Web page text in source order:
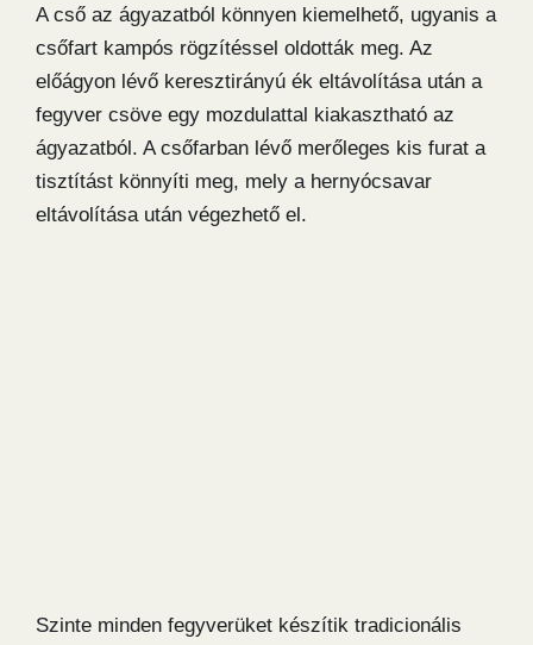
A cső az ágyazatból könnyen kiemelhető, ugyanis a
csőfart kampós rögzítéssel oldották meg. Az
előágyon lévő keresztirányú ék eltávolítása után a
fegyver csöve egy mozdulattal kiakasztható az
ágyazatból. A csőfarban lévő merőleges kis furat a
tisztítást könnyíti meg, mely a hernyócsavar
eltávolítása után végezhető el.
Szinte minden fegyverüket készítik tradicionális